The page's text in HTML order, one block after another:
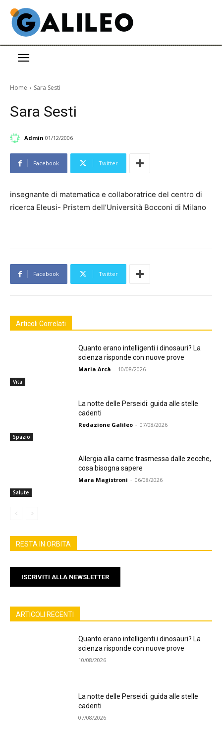
Home Sara Sesti
Sara Sesti
Admin 01/12/2006
Facebook Twitter
insegnante di matematica e collaboratrice del centro di
ricerca Eleusi- Pristem dell’Università Bocconi di Milano
Facebook Twitter
Articoli Correlati
Vita
Quanto erano intelligenti i dinosauri? La
scienza risponde con nuove prove
Maria Arcà - 10/08/2026
Spazio
La notte delle Perseidi: guida alle stelle
cadenti
Redazione Galileo - 07/08/2026
Salute
Allergia alla carne trasmessa dalle zecche,
cosa bisogna sapere
Mara Magistroni - 06/08/2026
RESTA IN ORBITA
ISCRIVITI ALLA NEWSLETTER
ARTICOLI RECENTI
Quanto erano intelligenti i dinosauri? La
scienza risponde con nuove prove
10/08/2026
La notte delle Perseidi: guida alle stelle
cadenti
07/08/2026